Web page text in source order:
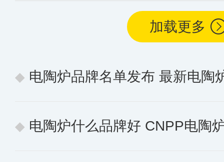
加载更多
电陶炉品牌名单发布 最新电陶
电陶炉什么品牌好 CNPP电陶炉十